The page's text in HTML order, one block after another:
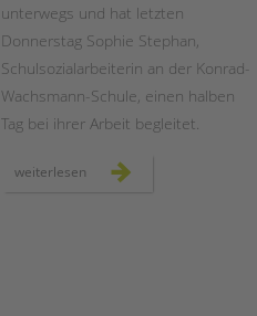
unterwegs und hat letzten
Donnerstag Sophie Stephan,
Schulsozialarbeiterin an der Konrad-
Wachsmann-Schule, einen halben
Tag bei ihrer Arbeit begleitet.
weiterlesen besuch